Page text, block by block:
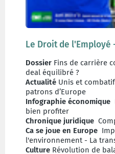
Le Droit de l'Employé
Dossier Fins de carrière
deal équilibré ?
Actualité Unis et
patrons d’Europe
Infographie économique
bien profiter
Chronique juridique
Ca se joue en Europe
l'environnement - La
Culture Révolution de